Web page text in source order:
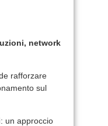
network
rafforzare
sul
: un approccio